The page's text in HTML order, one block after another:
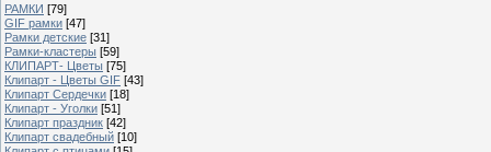
РАМКИ [79]
GIF рамки [47]
Рамки детские [31]
Рамки-кластеры [59]
КЛИПАРТ- Цветы [75]
Клипарт - Цветы GIF [43]
Клипарт Сердечки [18]
Клипарт - Уголки [51]
Клипарт праздник [42]
Клипарт свадебный [10]